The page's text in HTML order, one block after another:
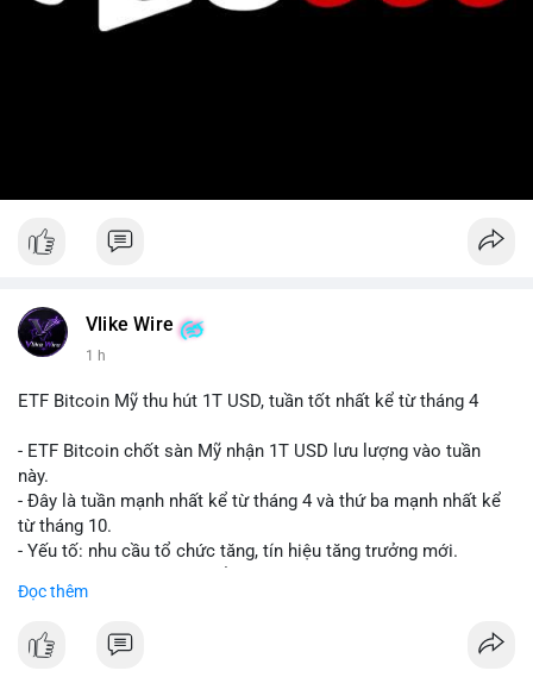
Vlike Wire
1 h
ETF Bitcoin Mỹ thu hút 1T USD, tuần tốt nhất kể từ tháng 4
- ETF Bitcoin chốt sàn Mỹ nhận 1T USD lưu lượng vào tuần
này.
- Đây là tuần mạnh nhất kể từ tháng 4 và thứ ba mạnh nhất kể
từ tháng 10.
- Yếu tố: nhu cầu tổ chức tăng, tín hiệu tăng trưởng mới.
dẫn.
#binancesquare
Đọc thêm